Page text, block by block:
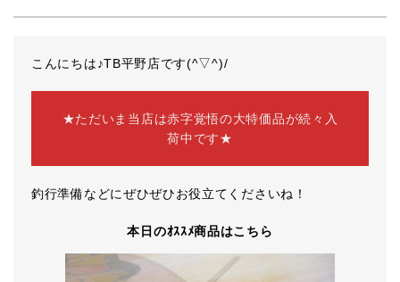
こんにちは♪TB平野店です(^▽^)/
★ただいま当店は赤字覚悟の大特価品が続々入
荷中です★
釣行準備などにぜひぜひお役立てくださいね！
本日のｵｽｽﾒ商品はこちら